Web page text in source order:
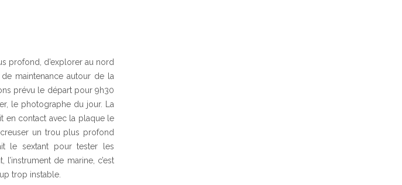
profond, d’explorer au nord
maintenance autour de la
prévu le départ pour 9h30
le photographe du jour. La
en contact avec la plaque le
un trou plus profond
le sextant pour tester les
de marine, c’est
trop instable.